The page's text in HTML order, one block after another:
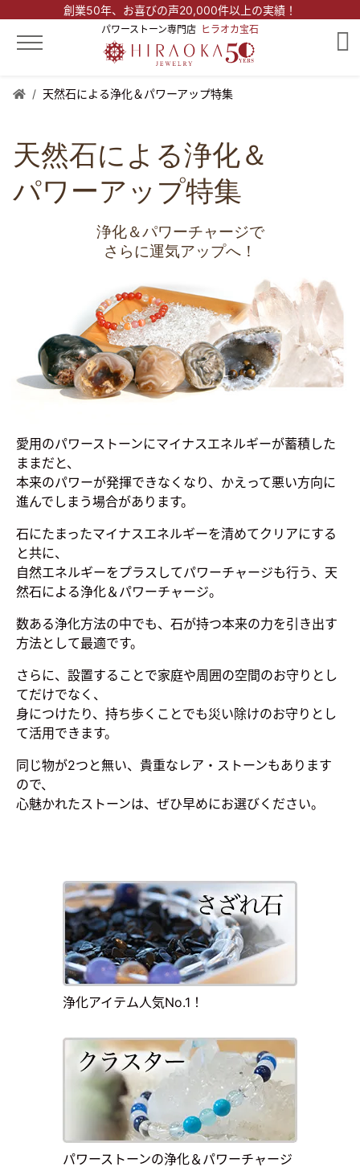
創業50年、 お喜びの声20,000件以上の実績！
パワーストーン専門店 ヒラオカ宝石
天然石による浄化＆パワーアップ特集
天然石による浄化＆
パワーアップ特集
浄化＆パワーチャージで
さらに運気アップへ！
愛用のパワーストーンにマイナスエネルギーが蓄積した
ままだと、
本来のパワーが発揮できなくなり、かえって悪い方向に
進んでしまう場合があります。
石にたまったマイナスエネルギーを清めてクリアにする
と共に、
自然エネルギーをプラスしてパワーチャージも行う、天
然石による浄化＆パワーチャージ。
数ある浄化方法の中でも、石が持つ本来の力を引き出す
方法として最適です。
さらに、設置することで家庭や周囲の空間のお守りとし
てだけでなく、
身につけたり、持ち歩くことでも災い除けのお守りとし
て活用できます。
同じ物が2つと無い、貴重なレア・ストーンもあります
ので、
心魅かれたストーンは、ぜひ早めにお選びください。
浄化アイテム人気No.1！
パワーストーンの浄化＆パワーチャージ